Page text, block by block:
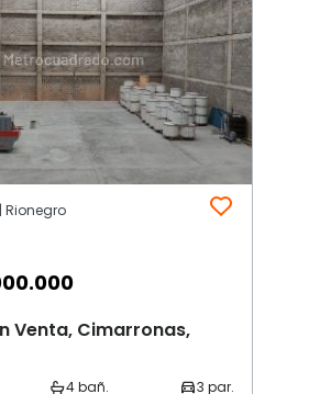
Rionegro
Venta, Cimarronas,